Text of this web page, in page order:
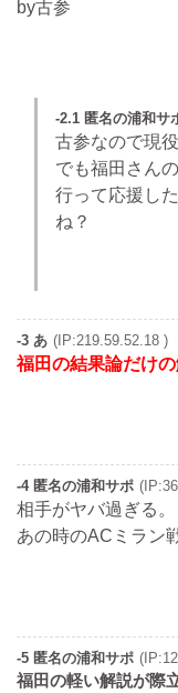
by古参
-2.1 匿名の浦和サ
古参なので現
でも福田さん
行って応援し
ね？
-3 あ (IP:219.59.52.18 )
福田の結果論だけ
-4 匿名の浦和サポ
相手がヤバ過ぎる。
あの時のACミラン
-5 匿名の浦和サポ
福田の軽い解説が際